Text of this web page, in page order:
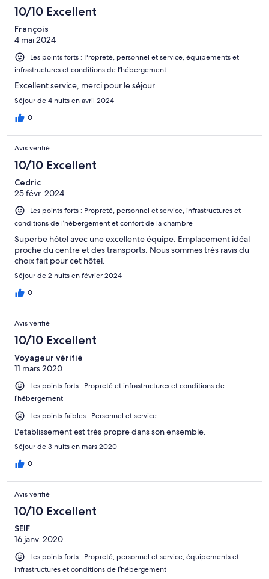
10/10 Excellent
François
4 mai 2024
Les points forts : Propreté, personnel et service, équipements et
infrastructures et conditions de l’hébergement
Excellent service, merci pour le séjour
Séjour de 4 nuits en avril 2024
0
Avis vérifié
10/10 Excellent
Cedric
25 févr. 2024
Les points forts : Propreté, personnel et service, infrastructures et
conditions de l’hébergement et confort de la chambre
Superbe hôtel avec une excellente équipe. Emplacement idéal
proche du centre et des transports. Nous sommes très ravis du
choix fait pour cet hôtel.
Séjour de 2 nuits en février 2024
0
Avis vérifié
10/10 Excellent
Voyageur vérifié
11 mars 2020
Les points forts : Propreté et infrastructures et conditions de
l’hébergement
Les points faibles : Personnel et service
L'etablissement est très propre dans son ensemble.
Séjour de 3 nuits en mars 2020
0
Avis vérifié
10/10 Excellent
SEIF
16 janv. 2020
Les points forts : Propreté, personnel et service, équipements et
infrastructures et conditions de l’hébergement